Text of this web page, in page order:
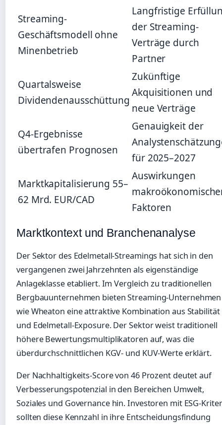
Streaming-
Geschäftsmodell ohne
Minenbetrieb
Langfristige
der Streaming-
Verträge durch
Partner
Quartalsweise
Dividendenausschüttung
Zukünftige
Akquisitionen und
neue Verträge
Q4-Ergebnisse
übertrafen Prognosen
Genauigkeit der
für 2025–2027
Marktkapitalisierung 55–
62 Mrd. EUR/CAD
Auswirkungen
Faktoren
Marktkontext und Branchenanalyse
Der Sektor des Edelmetall-Streamings hat sich in den
vergangenen zwei Jahrzehnten als eigenständige
Anlageklasse etabliert. Im Vergleich zu traditionellen
Bergbauunternehmen bieten Streaming-Unternehmen
wie Wheaton eine attraktive Kombination aus Stabilität
und Edelmetall-Exposure. Der Sektor weist traditionell
höhere Bewertungsmultiplikatoren auf, was die
überdurchschnittlichen KGV- und KUV-Werte erklärt.
Der Nachhaltigkeits-Score von 46 Prozent deutet auf
Verbesserungspotenzial in den Bereichen Umwelt,
Soziales und Governance hin. Investoren mit ESG-
sollten diese Kennzahl in ihre Entscheidungsfindung